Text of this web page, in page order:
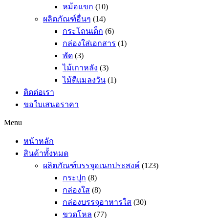
หม้อแขก (10)
ผลิตภัณฑ์อื่นๆ (14)
กระโถนเด็ก (6)
กล่องใส่เอกสาร (1)
พัด (3)
ไม้เกาหลัง (3)
ไม้ตีแมลงวัน (1)
ติดต่อเรา
ขอใบเสนอราคา
Menu
หน้าหลัก
สินค้าทั้งหมด
ผลิตภัณฑ์บรรจุอเนกประสงค์ (123)
กระปุก (8)
กล่องใส (8)
กล่องบรรจุอาหารใส (30)
ขวดโหล (77)